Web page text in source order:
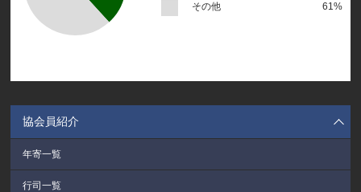
その他
61%
協会員紹介
年寄一覧
行司一覧